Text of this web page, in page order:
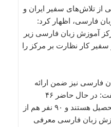
از تلاش‌های سفیر ایران و
فارسی، اظهار کرد:
آموزش زبان فارسی زیر
سفیر کار نظارت بر مرکز را
فارسی نیز ضمن ارائه
گزارشی از فعالیت‌های مرکز گفت: در حال حاضر ۴۶
فارسی آموز در مرکز مشغول تحصیل هستند و ۹۰ نفر هم از
زبان فارسی معرفی